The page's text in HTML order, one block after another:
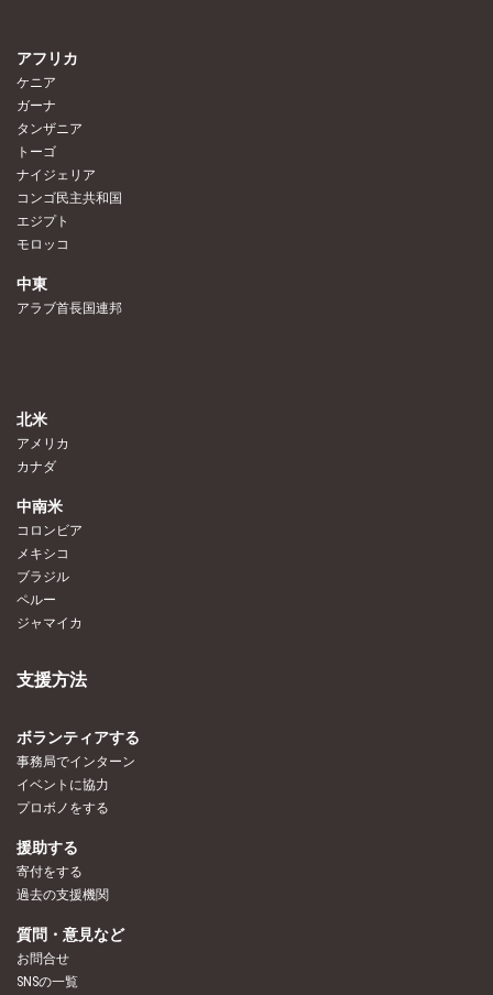
アフリカ
ケニア
ガーナ
タンザニア
トーゴ
ナイジェリア
コンゴ民主共和国
エジプト
モロッコ
中東
アラブ首長国連邦
北米
アメリカ
カナダ
中南米
コロンビア
メキシコ
ブラジル
ペルー
ジャマイカ
支援方法
ボランティアする
事務局でインターン
イベントに協力
プロボノをする
援助する
寄付をする
過去の支援機関
質問・意見など
お問合せ
SNSの一覧